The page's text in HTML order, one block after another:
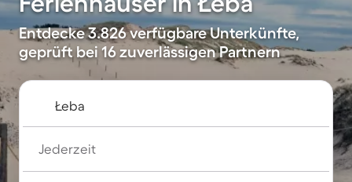
Entdecke 3.826 verfügbare Unterkünfte,
geprüft bei 16 zuverlässigen Partnern
Jederzeit